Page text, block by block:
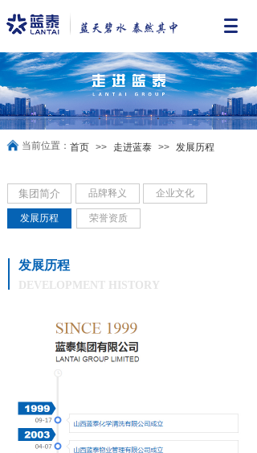
当前位置： 首页 >> 走进蓝泰 >> 发展历程
发展历程 荣誉资质
集团简介 品牌释义 企业文化
发展历程
DEVELOPMENT HISTORY